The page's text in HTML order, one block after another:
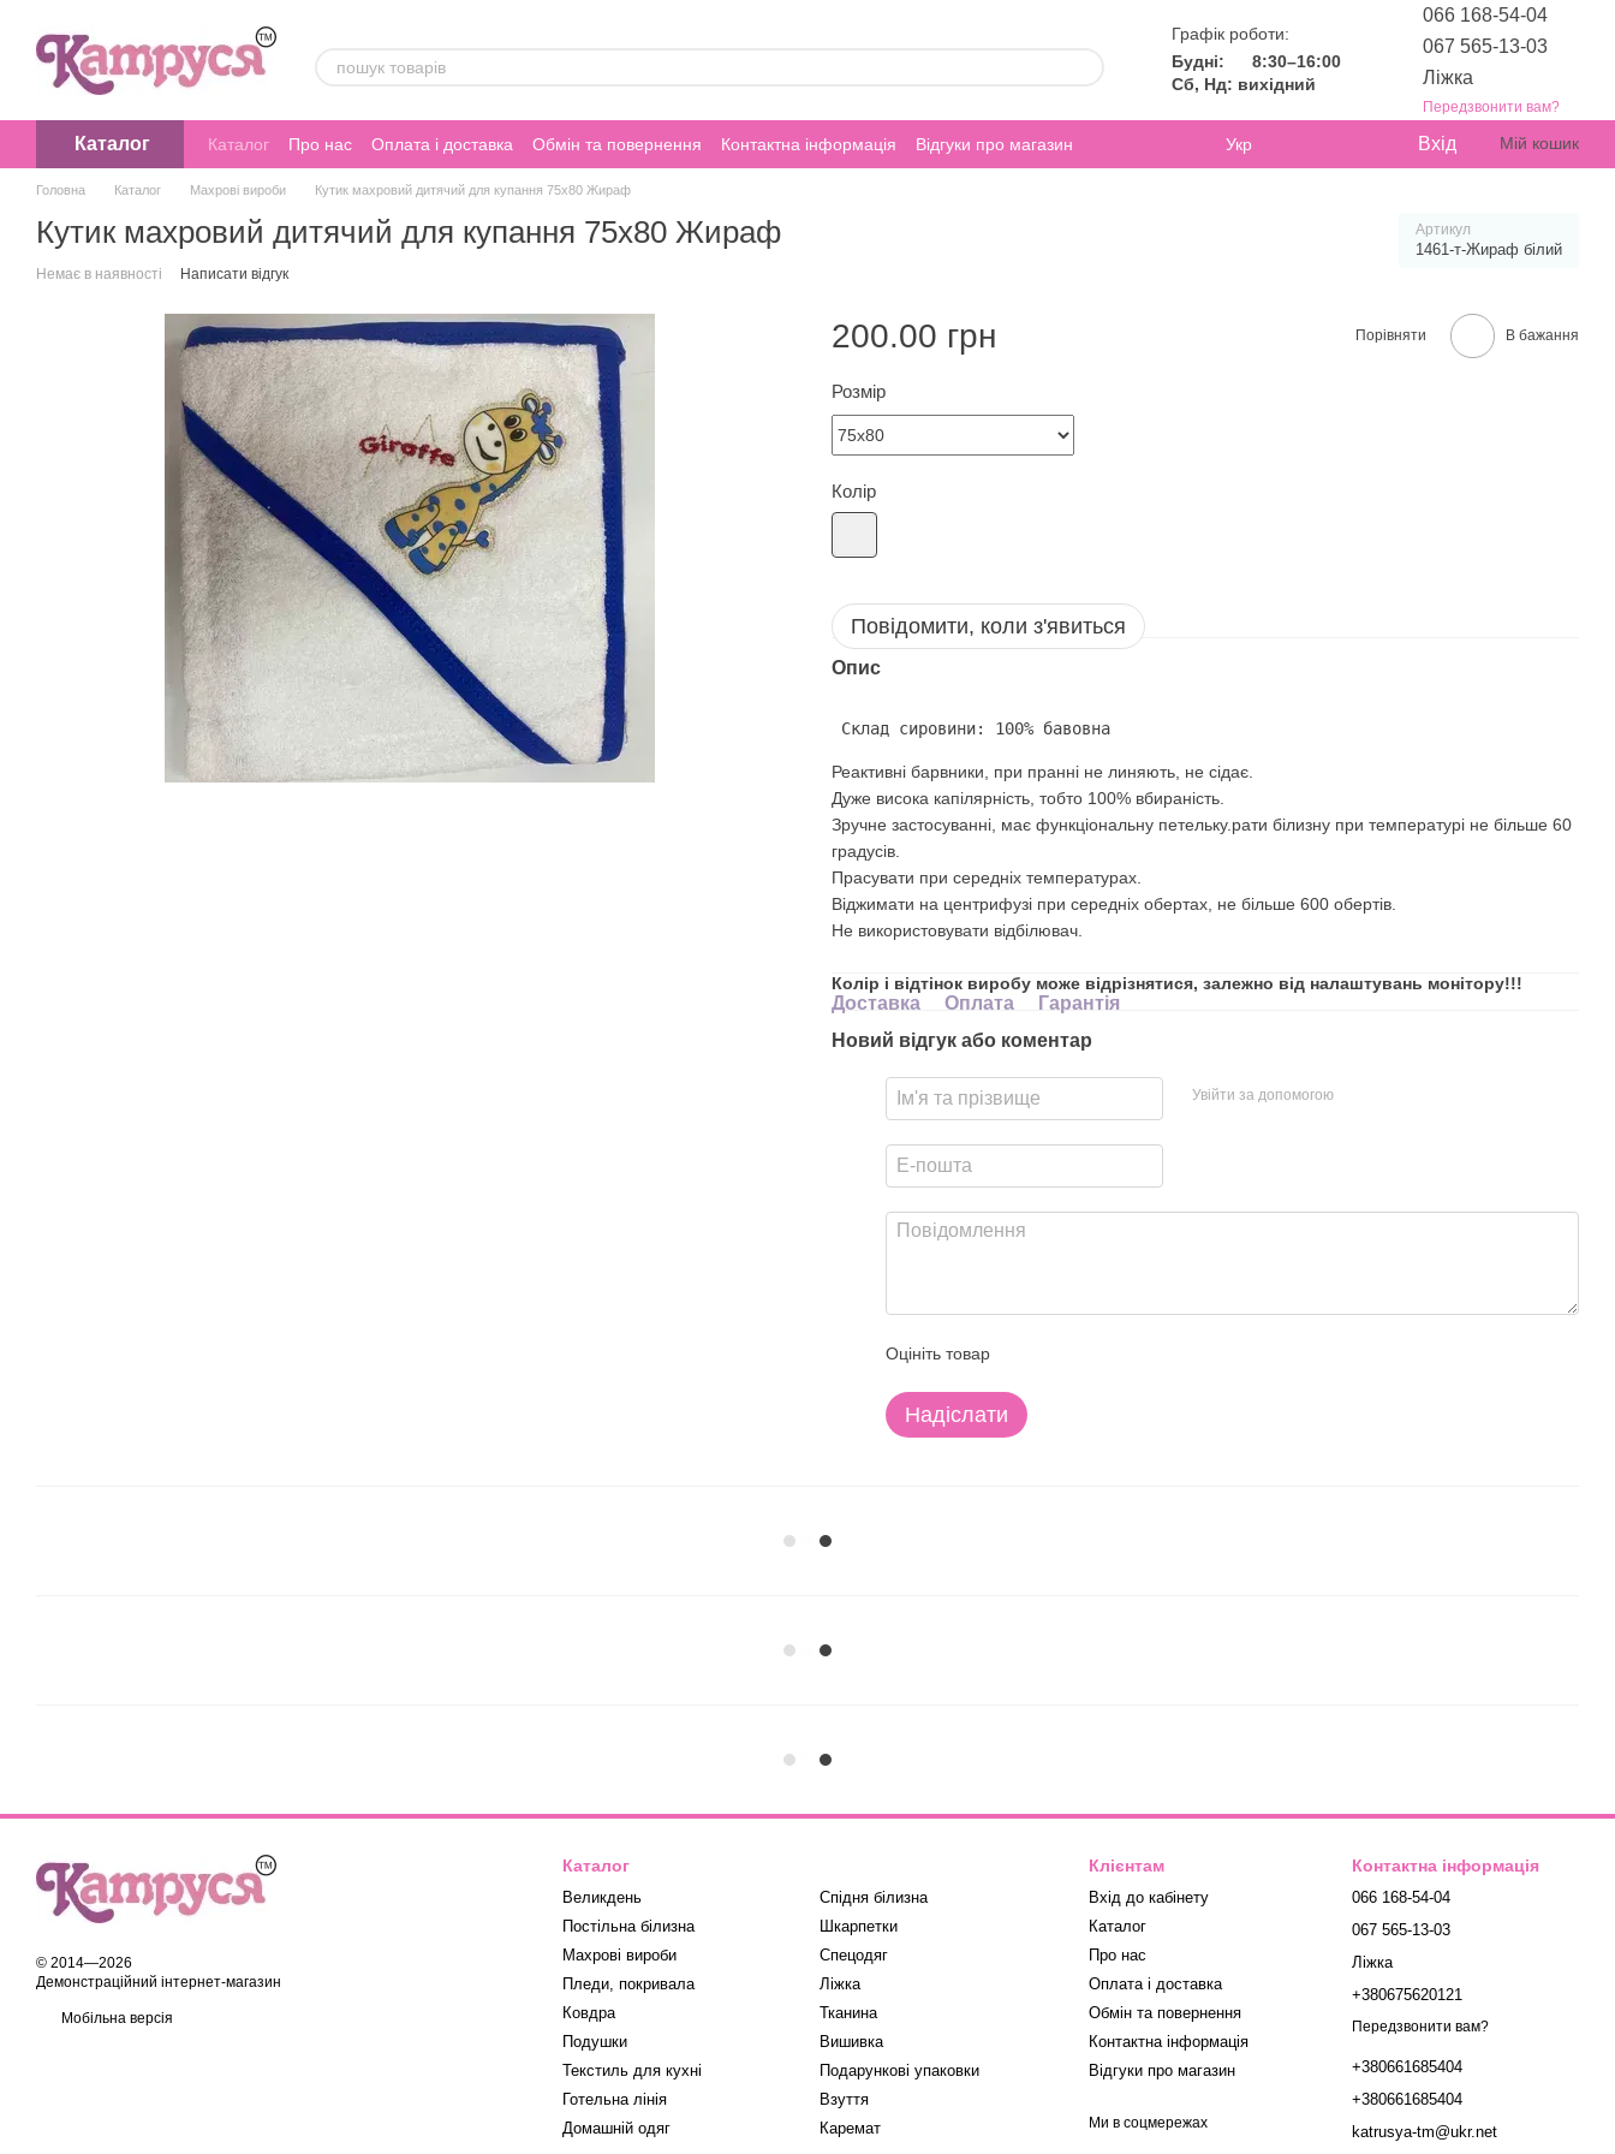
Графік роботи:
Будні:
8:30–16:00
Сб, Нд: вихідний
066 168-54-04
067 565-13-03
Ліжка
Передзвонити вам?
Каталог Каталог Про нас Оплата і доставка Обмін та повернення Контактна інформація Відгуки про магазин Укр Вхід Мій кошик
Головна Каталог Махрові вироби Кутик махровий дитячий для купання 75х80 Жираф
Кутик махровий дитячий для купання 75х80 Жираф Артикул
1461-т-Жираф білий
Немає в наявності Написати відгук
200.00 грн Порівняти В бажання
Розмір
Колір
Повідомити, коли з'явиться
Опис
Склад сировини: 100% бавовна
Реактивні барвники, при пранні не линяють, не сідає.
Дуже висока капілярність, тобто 100% вбираність.
Зручне застосуванні, має функціональну петельку.рати білизну при температурі не більше 60
градусів.
Прасувати при середніх температурах.
Віджимати на центрифузі при середніх обертах, не більше 600 обертів.
Не використовувати відбілювач.
Колір і відтінок виробу може відрізнятися, залежно від налаштувань монітору!!!
Доставка Оплата
Гарантія
Новий відгук або коментар
Увійти за допомогою
Оцініть товар
Надіслати
© 2014—2026
Демонстраційний інтернет-магазин
Мобільна версія
Каталог
Великдень
Постільна білизна
Махрові вироби
Пледи, покривала
Ковдра
Подушки
Текстиль для кухні
Готельна лінія
Домашній одяг
Спідня білизна
Шкарпетки
Спецодяг
Ліжка
Тканина
Вишивка
Подарункові упаковки
Взуття
Каремат
Клієнтам
Вхід до кабінету
Каталог
Про нас
Оплата і доставка
Обмін та повернення
Контактна інформація
Відгуки про магазин
Ми в соцмережах
Контактна інформація
066 168-54-04
067 565-13-03
Ліжка
+380675620121
Передзвонити вам?
+380661685404
+380661685404
katrusya-tm@ukr.net